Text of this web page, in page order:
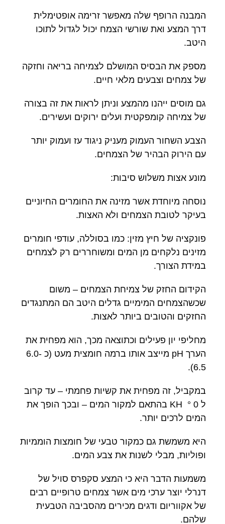
המבנה הרופף שלה מאפשר זרימה אופטימלית
דרך המצע ואת שורשי הצמח יכול לגדול לתוכו
היטב.
מספק את הבסיס המושלם לצמיחה בריאה וחזקה
של צמחים וצבעים מלאי חיים.
גם מוסים ייהנו מהמצע וניתן לראות את זה בצורה
של צמיחה קומפקטית ועלים ירוקים ועשירים.
הצבע השחור העמוק מעניק ניגוד עז ועמוק יותר
עם הירוק הבהיר של הצמחים.
מונע אצות משלוש סיבות:
נוסחה מיוחדת אשר מזינה את החומרים החיוניים
בעיקר לטובת הצמחים ולא האצות.
פונקציה של חיץ מזין: כמו בסוללה, עודפי חומרים
מזינים נלקחים מן המים ומשוחררים רק לצמחים
במידת הצורך.
הקידום החזק של צמיחת הצמחים – משום
שכשהצמחים המימיים גדלים היטב הם המתנגדים
החזקים והטובים ביותר לאצות.
מחליפי יון פעילים וכתוצאה מכך, הוא מפחית את
הערך pH מייצב אותו ברמה חומצית מעט (כ 6.0-
6.5).
במקביל, זה מפחית את קשיות פחמתי – עד קרוב
ל 0 ° KH בהתאם למקור המים – ובכך הופך את
המים לרכים יותר.
היא משמשת גם כמקור טבעי של חומצות הוממיות
ופוליות, מבלי לשנות את צבע המים.
משמעות הדבר היא כי המצע סקפרס סויל של
דנרלי יוצר ערכי מים אשר צמחים טרופיים רבים
של אקווריום ודגים מכירים מהסביבה הטבעית
שלהם.